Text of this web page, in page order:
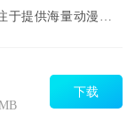
游戏及相关文化领域高清壁
下载